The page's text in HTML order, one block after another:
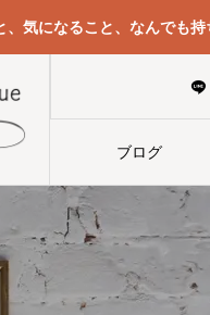
気になること、なんでも持
ブログ